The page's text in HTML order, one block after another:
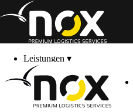
Skip to content
Leistungen ▾
Branchen
Über uns ▾
Neuigkeiten
▾
Karriere▾